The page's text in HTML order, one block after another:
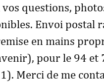
questions,
Envoi postal
en mains
pour le 94 et
Merci de me